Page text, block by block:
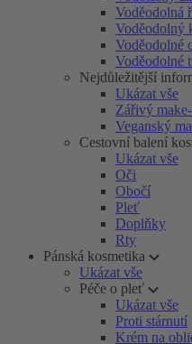
Voděodolná
Voděodolný
Voděodolné
Voděodolné
Nejdůležitější
Ukázat vše
Zářivý
Veganský
Cestovní balení
Ukázat vše
Oči
Obočí
Pleť
Doplňky
Rty
Pánská kosmetika
Ukázat vše
Péče o pleť
Ukázat vše
Proti stárnutí
Krém na